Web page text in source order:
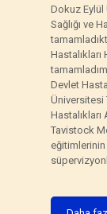
Dokuz Eylül
Sağlığı ve
Devlet
Üniversitesi
Hastalıkları
Tavistock
eğitimlerinin